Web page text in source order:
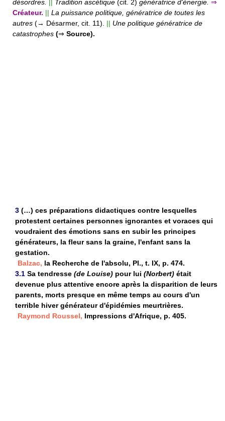
désordres. || Tradition ascétique (cit. 2) génératrice d'énergie. ⇒
Créateur. || La puissance politique, génératrice de toutes les
autres (→ Désarmer, cit. 11). || Une politique génératrice de
catastrophes (⇒ Source).
3 (…) ces préparations didactiques contre lesquelles
protestent certaines personnes ignorantes et voraces qui
voudraient des émotions sans en subir les principes
générateurs, la fleur sans la graine, l'enfant sans la
gestation.
Balzac, la Recherche de l'absolu, Pl., t. IX, p. 474.
3.1 Sa tendresse (de Louise) pour lui (Norbert) était
devenue plus attentive encore après la disparition de leurs
parents, morts presque en même temps au cours d'un
terrible hiver générateur d'épidémies meurtrières.
Raymond Roussel, Impressions d'Afrique, p. 405.